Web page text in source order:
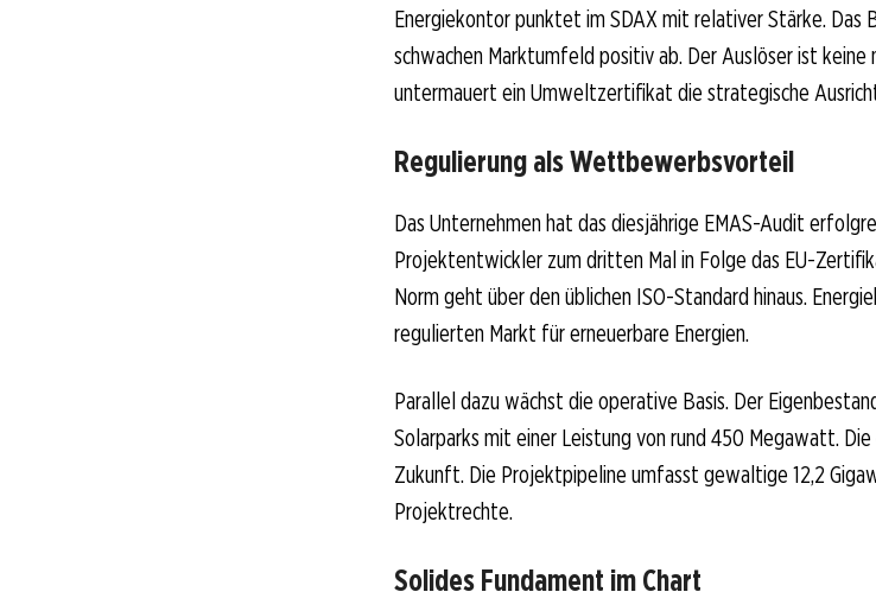
Energiekontor punktet im SDAX mit relativer Stärke. Das
schwachen Marktumfeld positiv ab. Der Auslöser ist keine
untermauert ein Umweltzertifikat die strategische
Regulierung als Wettbewerbsvorteil
Das Unternehmen hat das diesjährige EMAS-Audit
Projektentwickler zum dritten Mal in Folge das EU-
Norm geht über den üblichen ISO-Standard hinaus.
regulierten Markt für erneuerbare Energien.
Parallel dazu wächst die operative Basis. Der
Solarparks mit einer Leistung von rund 450 Megawatt.
Zukunft. Die Projektpipeline umfasst gewaltige 12,2
Projektrechte.
Solides Fundament im Chart